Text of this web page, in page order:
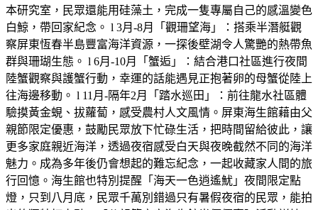
本研究室，民眾還能用硅藻土，完成一隻專屬自己的感溫變色
白鯨，帶回家紀念。 l 3月-8月「觀珊望海」：搭乘半潛艇觀
察屏東恆春半島豐富海洋資源，一探後壁湖令人驚艷的熱帶魚
群與珊瑚生態。 l 6月-10月「蟹逅」：結合港口社區進行夜間
陸蟹觀察與護蟹行動，幸運的話能遇見正抱著卵的母蟹從陸上
往海邊移動。 l 11月-隔年2月「踏水巡田」：前往龍水社區體
驗摸黃金蜆、拔蘿蔔，感受農村人文風情。屏東海生館藉由父
親節限定優惠，鼓勵民眾放下忙碌生活，把時間留給彼此，讓
更多家庭親近海洋，透過夜宿感受白天與夜晚截然不同的海洋
魅力。成為多年後仍會想起的難忘紀念，一起收藏家人間的旅
行回憶。海生館也特別提醒「海天一色逍遙魷」夜間限定點
燈，只到八月底，民眾千萬別錯過只有暑假夜宿的民眾，能拍